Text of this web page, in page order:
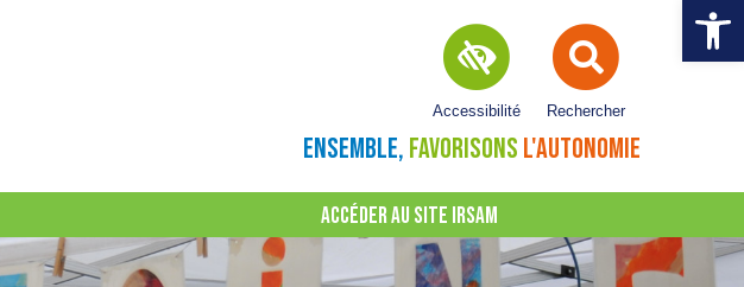
Ouvrir
Rechercher
Accessibilité
ENSEMBLE, FAVORISONS L'AUTONOMIE
ACCÉDER AU SITE IRSAM